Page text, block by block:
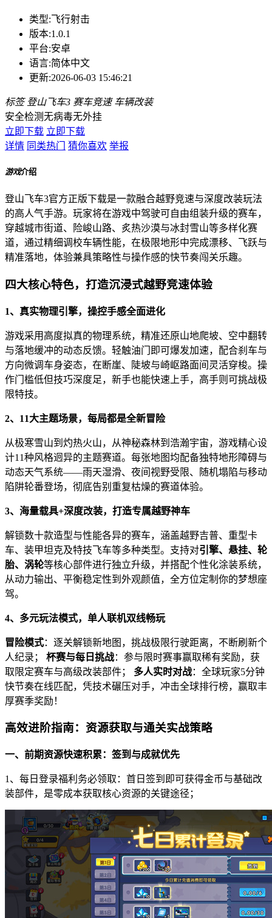
类型:飞行射击
版本:1.0.1
平台:安卓
语言:简体中文
更新:2026-06-03 15:46:21
标签 登山飞车3 赛车竞速 车辆改装
安全检测无病毒无外挂
立即下载 立即下载
详情 同类热门 猜你喜欢 举报
游戏介绍
登山飞车3官方正版下载是一款融合越野竞速与深度改装玩法
的高人气手游。玩家将在游戏中驾驶可自由组装升级的赛车，
穿越城市街道、险峻山路、炙热沙漠与冰封雪山等多样化赛
道，通过精细调校车辆性能，在极限地形中完成漂移、飞跃与
精准落地，体验兼具策略性与操作感的快节奏闯关乐趣。
四大核心特色，打造沉浸式越野竞速体验
1、真实物理引擎，操控手感全面进化
游戏采用高度拟真的物理系统，精准还原山地爬坡、空中翻转
与落地缓冲的动态反馈。轻触油门即可爆发加速，配合刹车与
方向微调车身姿态，在断崖、陡坡与崎岖路面间灵活穿梭。操
作门槛低但技巧深度足，新手也能快速上手，高手则可挑战极
限特技。
2、11大主题场景，每局都是全新冒险
从极寒雪山到灼热火山，从神秘森林到浩瀚宇宙，游戏精心设
计11种风格迥异的主题赛道。每张地图均配备独特地形障碍与
动态天气系统——雨天湿滑、夜间视野受限、随机塌陷与移动
陷阱轮番登场，彻底告别重复枯燥的赛道体验。
3、海量载具+深度改装，打造专属越野神车
解锁数十款造型与性能各异的赛车，涵盖越野吉普、重型卡
车、装甲坦克及特技飞车等多种类型。支持对引擎、悬挂、轮
胎、涡轮等核心部件进行独立升级，并搭配个性化涂装系统，
从动力输出、平衡稳定性到外观颜值，全方位定制你的梦想座
驾。
4、多元玩法模式，单人联机双线畅玩
冒险模式：逐关解锁新地图，挑战极限行驶距离，不断刷新个
人纪录； 杯赛与每日挑战：参与限时赛事赢取稀有奖励，获
取限定赛车与高级改装部件； 多人实时对战：全球玩家5分钟
快节奏在线匹配，凭技术碾压对手，冲击全球排行榜，赢取丰
厚赛季奖励！
高效进阶指南：资源获取与通关实战策略
一、前期资源快速积累：签到与成就优先
1、每日登录福利务必领取：首日签到即可获得金币与基础改
装部件，是零成本获取核心资源的关键途径；